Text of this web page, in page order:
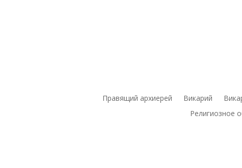
Правящий архиерей Викарий
Религиозное